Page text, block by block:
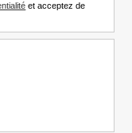
et acceptez de